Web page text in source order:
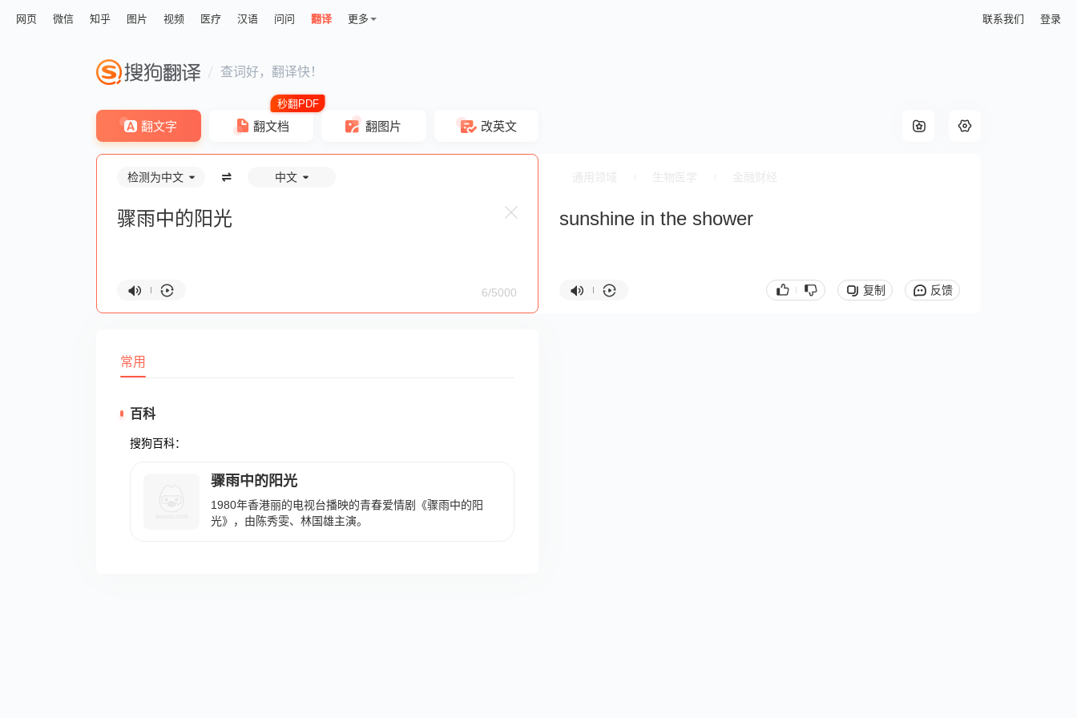
网页 微信 知乎 图片 视频 医疗 汉语 问问 翻译 更多 联系我们 登录
查词好，翻译快！
翻文字 翻文档 翻图片 改英文
检测为中文 中文
6/5000
sunshine in the shower
复制 反馈
常用
百科
搜狗百科：
骤雨中的阳光
1980年香港丽的电视台播映的青春爱情剧《骤雨中的阳
光》，由陈秀雯、林国雄主演。